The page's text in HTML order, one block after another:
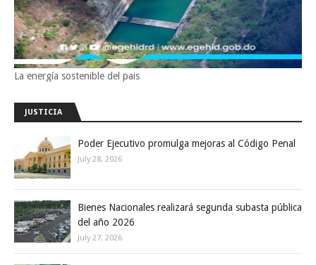
La energía sostenible del pais
JUSTICIA
Poder Ejecutivo promulga mejoras al Código Penal
July 28, 2026
Bienes Nacionales realizará segunda subasta pública
del año 2026
July 27, 2026